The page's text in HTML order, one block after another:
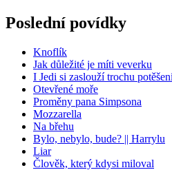
Poslední povídky
Knoflík
Jak důležité je míti veverku
I Jedi si zaslouží trochu
Otevřené moře
Proměny pana Simpsona
Mozzarella
Na břehu
Bylo, nebylo, bude? || Harrylu
Liar
Člověk, který kdysi miloval